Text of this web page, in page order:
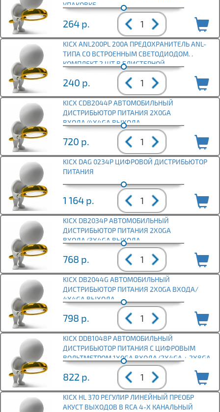
УПАКОВКЕ.
264 р.
KICX ANL200PL 200A ПРЕДОХРАНИТЕЛЬ ANL-
ТИПА СО ВСТРОЕННЫМ СВЕТОДИОДОМ. .
КОМПЛЕКТ 2 ШТ В БЛИСТЕРНОЙ
240 р.
KICX CDB2044P АВТОМОБИЛЬНЫЙ
ДИСТРИБЬЮТОР ПИТАНИЯ 2X0GA
ВХОДА/4X4GA ВЫХОДА
720 р.
KICX DAG 0234P ЦИФРОВОЙ ДИСТРИБЬЮТОР
ПИТАНИЯ
1 164 р.
KICX DB2034P АВТОМОБИЛЬНЫЙ
ДИСТРИБЬЮТОР ПИТАНИЯ 2X0GA
ВХОДА/3X4GA ВЫХОДА
768 р.
KICX DB2044G АВТОМОБИЛЬНЫЙ
ДИСТРИБЬЮТОР ПИТАНИЯ 2Х0GA ВХОДА/
4Х4GA ВЫХОДА
798 р.
KICX DDB1048P АВТОМОБИЛЬНЫЙ
ДИСТРИБЬЮТОР ПИТАНИЯ С ЦИФРОВЫМ
ВОЛЬТМЕТРОМ 1X0GA ВХОДА/2X4GA + 2X8GA
822 р.
KICX HL 370 РЕГУЛИР ЛИНЕЙНЫЙ ПРЕОБР
АКУСТ ВЫХОДОВ В RCA 4-Х КАНАЛЬНЫЙ